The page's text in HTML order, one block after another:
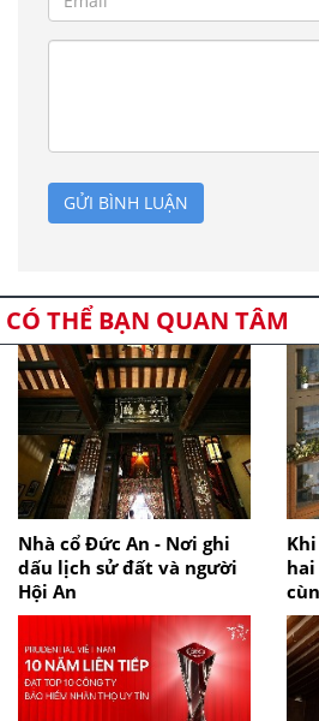
GỬI BÌNH LUẬN
CÓ THỂ BẠN QUAN TÂM
Nhà cổ Đức An - Nơi ghi
dấu lịch sử đất và người
Hội An